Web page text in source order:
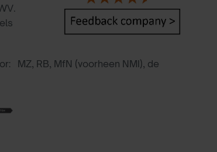
MZ, RB, MfN (voorheen NMI), de